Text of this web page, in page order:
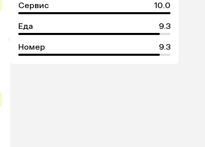
Сервис 10.0
Еда 9.3
Номер 9.3